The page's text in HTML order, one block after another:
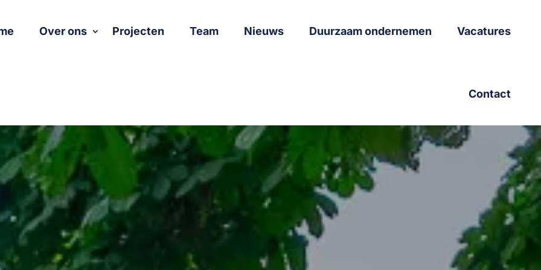
Over ons Projecten Team Nieuws Duurzaam ondernemen Vacatures
Contact